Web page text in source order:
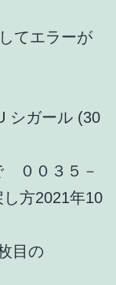
てエラーが
シガール (30
００３５－
し方2021年10
目の